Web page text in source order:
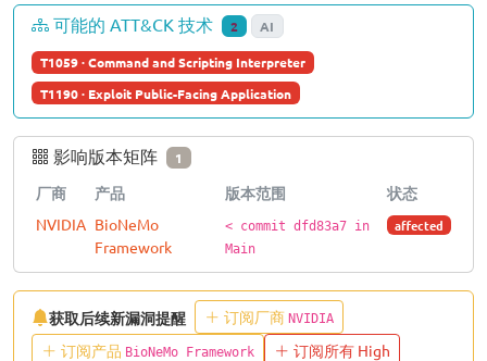
可能的 ATT&CK 技术 2 AI
T1059 · Command and Scripting Interpreter
T1190 · Exploit Public-Facing Application
影响版本矩阵 1
厂商 产品 版本范围
状态
NVIDIA BioNeMo
Framework
< commit dfd83a7 in
Main
affected
获取后续新漏洞提醒 订阅厂商 NVIDIA
订阅产品 BioNeMo Framework
订阅所有 High